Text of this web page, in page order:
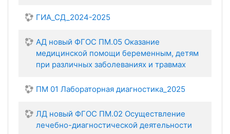
ГИА_СД_2024-2025
АД новый ФГОС ПМ.05 Оказание
медицинской помощи беременным, детям
при различных заболеваниях и травмах
ПМ 01 Лабораторная диагностика_2025
ЛД новый ФГОС ПМ.02 Осуществление
лечебно-диагностической деятельности